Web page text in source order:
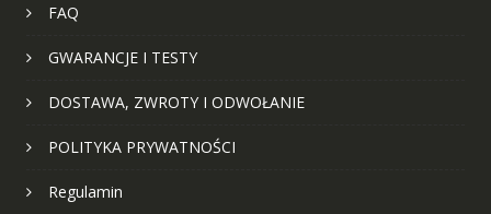
FAQ
GWARANCJE I TESTY
DOSTAWA, ZWROTY I ODWOŁANIE
POLITYKA PRYWATNOŚCI
Regulamin